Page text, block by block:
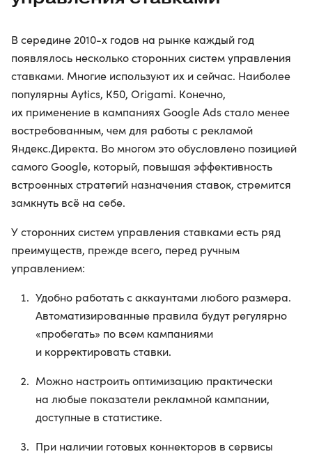
В середине 2010-x годов на рынке каждый год
появлялось несколько сторонних систем управления
ставками. Многие используют их и сейчас. Наиболее
популярны Aytics, К50, Origami. Конечно,
их применение в кампаниях Google Ads стало менее
востребованным, чем для работы с рекламой
Яндекс.Директа. Во многом это обусловлено позицией
самого Google, который, повышая эффективность
встроенных стратегий назначения ставок, стремится
замкнуть всё на себе.
У сторонних систем управления ставками есть ряд
преимуществ, прежде всего, перед ручным
управлением:
Удобно работать с аккаунтами любого размера.
Автоматизированные правила будут регулярно
«пробегать» по всем кампаниями
и корректировать ставки.
Можно настроить оптимизацию практически
на любые показатели рекламной кампании,
доступные в статистике.
При наличии готовых коннекторов в сервисы